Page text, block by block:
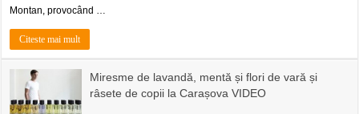
Montan, provocând …
Citeste mai mult
Miresme de lavandă, mentă și flori de vară și
râsete de copii la Carașova VIDEO